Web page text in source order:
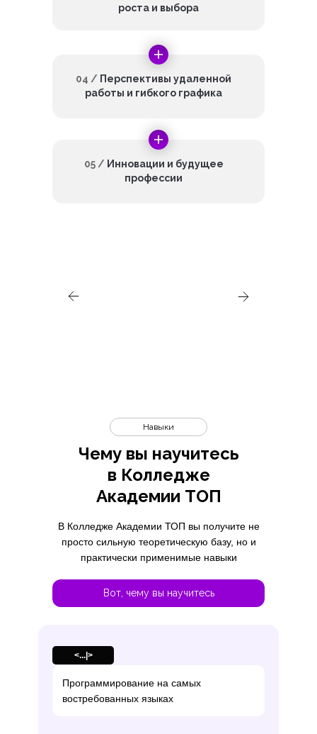
роста и выбора
05 / Инновации и будущее
профессии
04 / Перспективы удаленной
работы и гибкого графика
Чему вы научитесь
в Колледже
Академии ТОП
Навыки
Вот, чему вы научитесь
В Колледже Академии ТОП вы получите не
просто сильную теоретическую базу, но и
практически применимые навыки
<...|>
Программирование на самых
востребованных языках